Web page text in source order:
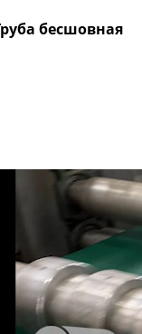
бесшовная